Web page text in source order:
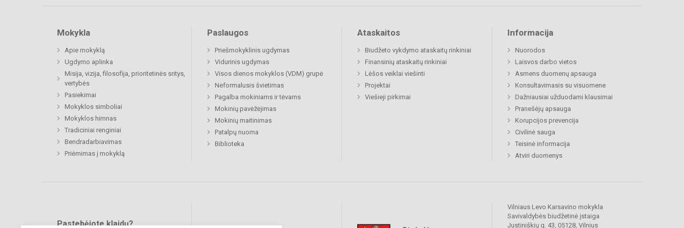
Mokykla
Apie mokyklą
Ugdymo aplinka
Misija, vizija, filosofija, prioritetinės sritys,
vertybės
Pasiekimai
Mokyklos simboliai
Mokyklos himnas
Tradiciniai renginiai
Bendradarbiavimas
Priėmimas į mokyklą
Paslaugos
Priešmokyklinis ugdymas
Vidurinis ugdymas
Visos dienos mokyklos (VDM) grupė
Neformalusis švietimas
Pagalba mokiniams ir tėvams
Mokinių pavėžėjimas
Mokinių maitinimas
Patalpų nuoma
Biblioteka
Ataskaitos
Biudžeto vykdymo ataskaitų rinkiniai
Finansinių ataskaitų rinkiniai
Lėšos veiklai viešinti
Projektai
Viešieji pirkimai
Informacija
Nuorodos
Laisvos darbo vietos
Asmens duomenų apsauga
Konsultavimasis su visuomene
Dažniausiai užduodami klausimai
Pranešėjų apsauga
Korupcijos prevencija
Civilinė sauga
Teisinė informacija
Atviri duomenys
Pastebėjote klaidų?
Vilniaus Levo Karsavino mokykla
Savivaldybės biudžetinė įstaiga
Justiniškių g. 43, 05128, Vilnius